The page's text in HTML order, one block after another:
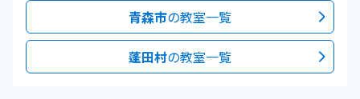
青森市の教室一覧
蓬田村の教室一覧